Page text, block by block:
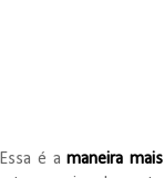
é amaneira mais